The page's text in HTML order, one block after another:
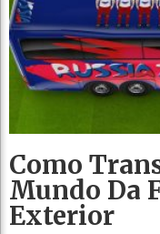
Como
Mundo Da
Exterior